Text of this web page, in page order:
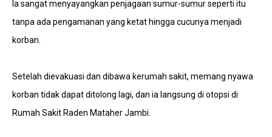
Ia sangat menyayangkan penjagaan sumur-sumur seperti itu
tanpa ada pengamanan yang ketat hingga cucunya menjadi
korban.
Setelah dievakuasi dan dibawa kerumah sakit, memang nyawa
korban tidak dapat ditolong lagi, dan ia langsung di otopsi di
Rumah Sakit Raden Mataher Jambi.